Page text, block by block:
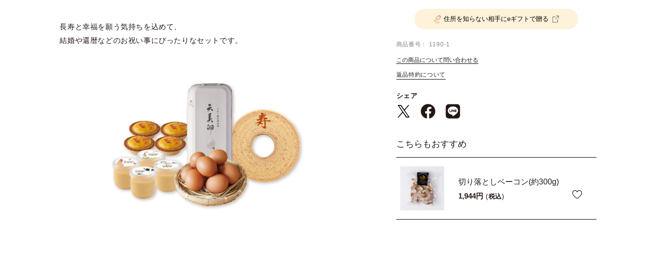
住所を知らない相手にeギフトで贈る
商品番号 1190-1
この商品について問い合わせる
返品特約について
シェア
こちらもおすすめ
切り落としベーコン(約300g)
1,944
税込
長寿と幸福を願う気持ちを込めて、
結婚や還暦などのお祝い事にぴったりなセットです。